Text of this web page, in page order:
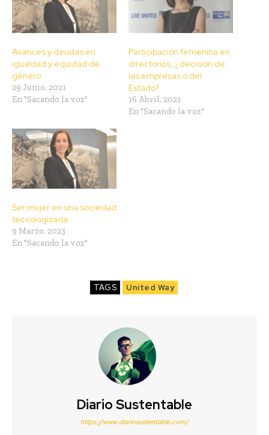
Avances y deudas en
igualdad y equidad de
género
29 Junio, 2021
En "Sacando la voz"
Participación femenina en
directorios, ¿decisión de
las empresas o del
Estado?
16 Abril, 2021
En "Sacando la voz"
Ser mujer en una sociedad
tecnologizada
9 Marzo, 2023
En "Sacando la voz"
TAGS United Way
Diario Sustentable
https://www.diariosustentable.com/